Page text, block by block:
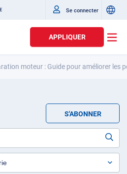
Se connecter
APPLIQUER
moteur : Guide pour améliorer les
S'ABONNER